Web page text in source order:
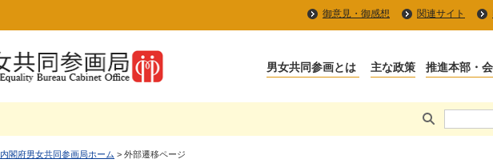
御意見・御感想 関連サイト
内閣府男女共同参画局ホーム > 外部遷移ページ